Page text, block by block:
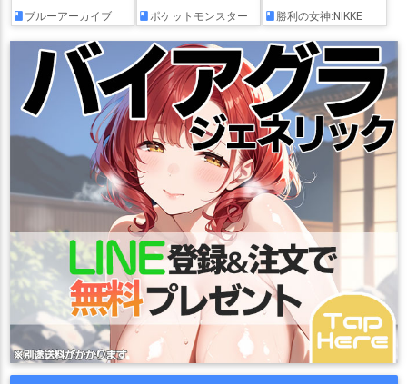
ブルーアーカイブ ポケットモンスター
勝利の女神:NIKKE